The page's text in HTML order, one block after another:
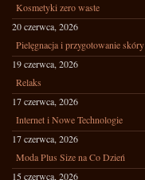
Kosmetyki zero waste
20 czerwca, 2026
Pielęgnacja i przygotowanie skóry
19 czerwca, 2026
Relaks
17 czerwca, 2026
Internet i Nowe Technologie
17 czerwca, 2026
Moda Plus Size na Co Dzień
15 czerwca, 2026